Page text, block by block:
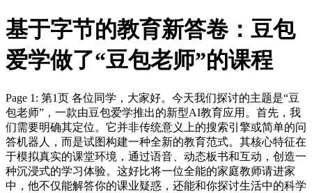
基于字节的教育新答卷：豆包
爱学做了“豆包老师”的课程
Page 1: 第1页 各位同学，大家好。今天我们探讨的主题是“豆
包老师”，一款由豆包爱学推出的新型AI教育应用。首先，我
们需要明确其定位。它并非传统意义上的搜索引擎或简单的问
答机器人，而是试图构建一种全新的教育范式。其核心特征在
于模拟真实的课堂环境，通过语音、动态板书和互动，创造一
种沉浸式的学习体验。这好比将一位全能的家庭教师请进家
中，他不仅能解答你的课业疑惑，还能和你探讨生活中的科学